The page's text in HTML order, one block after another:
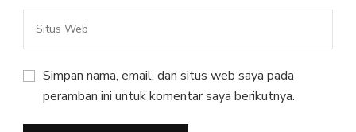
Simpan nama, email, dan situs web saya pada
peramban ini untuk komentar saya berikutnya.